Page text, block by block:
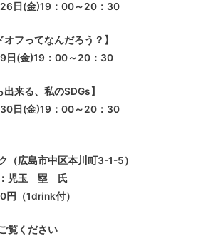
日(金)19：00～20：30
フってなんだろう？】
日(金)19：00～20：30
来る、私のSDGs】
日(金)19：00～20：30
（広島市中区本川町3-1-5）
：児玉 塁 氏
（1drink付）
覧ください